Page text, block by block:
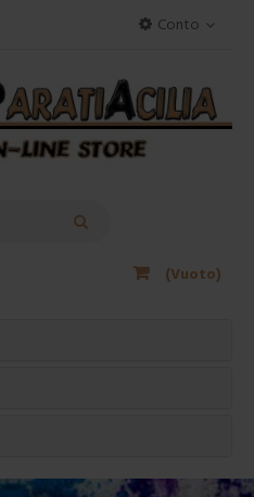
Conto
(Vuoto)